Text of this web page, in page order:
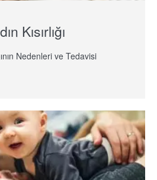
Kısırlığı
Nedenleri ve Tedavisi